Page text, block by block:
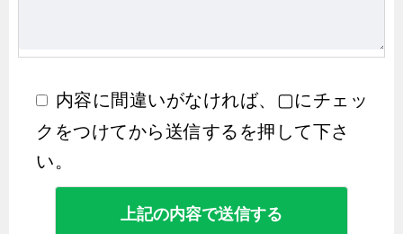
内容に間違いがなければ、▢にチェッ
クをつけてから送信するを押して下さ
い。